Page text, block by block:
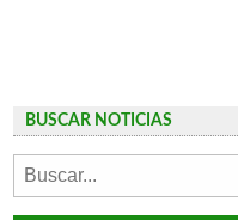
BUSCAR NOTICIAS